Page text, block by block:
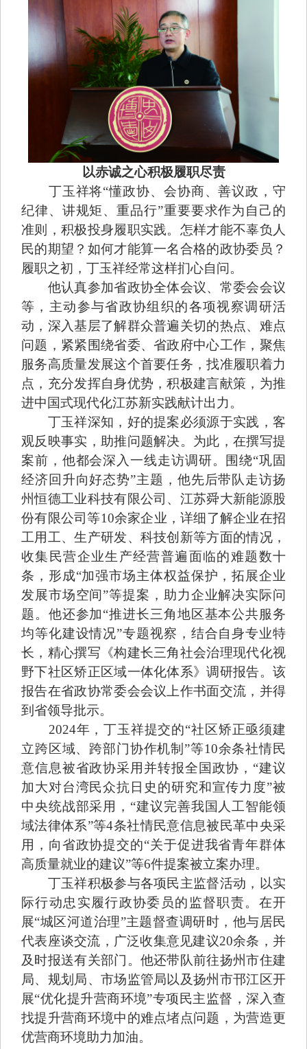
以赤诚之心积极履职尽责
丁玉祥将“懂政协、会协商、善议政，守
纪律、讲规矩、重品行”重要要求作为自己的
准则，积极投身履职实践。怎样才能不辜负人
民的期望？如何才能算一名合格的政协委员？
履职之初，丁玉祥经常这样扪心自问。
他认真参加省政协全体会议、常委会会议
等，主动参与省政协组织的各项视察调研活
动，深入基层了解群众普遍关切的热点、难点
问题，紧紧围绕省委、省政府中心工作，聚焦
服务高质量发展这个首要任务，找准履职着力
点，充分发挥自身优势，积极建言献策，为推
进中国式现代化江苏新实践献计出力。
丁玉祥深知，好的提案必须源于实践，客
观反映事实，助推问题解决。为此，在撰写提
案前，他都会深入一线走访调研。围绕“巩固
经济回升向好态势”主题，他先后带队走访扬
州恒德工业科技有限公司、江苏舜大新能源股
份有限公司等10余家企业，详细了解企业在招
工用工、生产研发、科技创新等方面的情况，
收集民营企业生产经营普遍面临的难题数十
条，形成“加强市场主体权益保护，拓展企业
发展市场空间”等提案，助力企业解决实际问
题。他还参加“推进长三角地区基本公共服务
均等化建设情况”专题视察，结合自身专业特
长，精心撰写《构建长三角社会治理现代化视
野下社区矫正区域一体化体系》调研报告。该
报告在省政协常委会会议上作书面交流，并得
到省领导批示。
2024年，丁玉祥提交的“社区矫正亟须建
立跨区域、跨部门协作机制”等10余条社情民
意信息被省政协采用并转报全国政协，“建议
加大对台湾民众抗日史的研究和宣传力度”被
中央统战部采用，“建议完善我国人工智能领
域法律体系”等4条社情民意信息被民革中央采
用，向省政协提交的“关于促进我省青年群体
高质量就业的建议”等6件提案被立案办理。
丁玉祥积极参与各项民主监督活动，以实
际行动忠实履行政协委员的监督职责。在开
展“城区河道治理”主题督查调研时，他与居民
代表座谈交流，广泛收集意见建议20余条，并
及时报送有关部门。他还带队前往扬州市住建
局、规划局、市场监管局以及扬州市邗江区开
展“优化提升营商环境”专项民主监督，深入查
找提升营商环境中的难点堵点问题，为营造更
优营商环境助力加油。